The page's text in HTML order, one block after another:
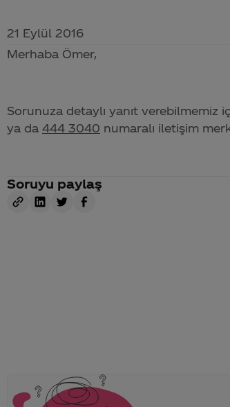
21 Eylül 2016
Merhaba Ömer,
Sorunuza detaylı yanıt verebilmemiz
ya da 444 3040 numaralı iletişim
Soruyu paylaş